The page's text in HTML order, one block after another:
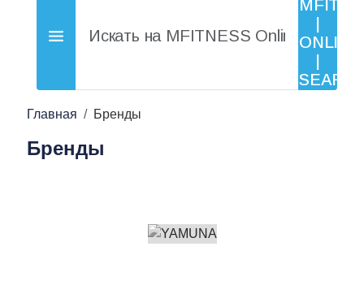
Главная Бренды
Бренды